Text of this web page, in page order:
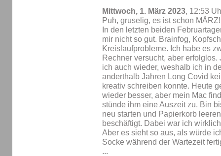
Mittwoch, 1. März 2023, 12:53
Puh, gruselig, es ist schon MÄRZ!
In den letzten beiden
mir nicht so gut. Brainfog,
Kreislaufprobleme. Ich habe es
Rechner versucht, aber erfolglos.
ich auch wieder, weshalb ich in
anderthalb Jahren Long Covid
kreativ schreiben konnte. Heute
wieder besser, aber mein Mac
stünde ihm eine Auszeit zu. Bin
neu starten und Papierkorb leeren
beschäftigt. Dabei war ich
Aber es sieht so aus, als würde
Socke während der Wartezeit
...